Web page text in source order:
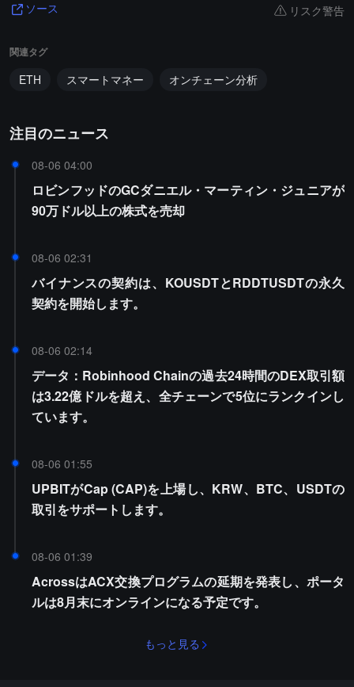
ソース リスク警告
関連タグ
ETH スマートマネー オンチェーン分析
注目のニュース
08-06 04:00
ロビンフッドのGCダニエル・マーティン・ジュニアが
90万ドル以上の株式を売却
08-06 02:31
バイナンスの契約は、KOUSDTとRDDTUSDTの永久
契約を開始します。
08-06 02:14
データ：Robinhood Chainの過去24時間のDEX取引額
は3.22億ドルを超え、全チェーンで5位にランクインし
ています。
08-06 01:55
UPBITがCap (CAP)を上場し、KRW、BTC、USDTの
取引をサポートします。
08-06 01:39
AcrossはACX交換プログラムの延期を発表し、ポータ
ルは8月末にオンラインになる予定です。
もっと見る